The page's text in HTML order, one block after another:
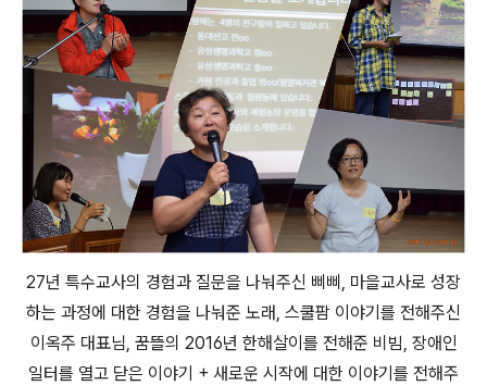
27년 특수교사의 경험과 질문을 나눠주신 삐삐, 마을교사로 성장
하는 과정에 대한 경험을 나눠준 노래, 스쿨팜 이야기를 전해주신
이옥주 대표님, 꿈뜰의 2016년 한해살이를 전해준 비빔, 장애인
일터를 열고 닫은 이야기 + 새로운 시작에 대한 이야기를 전해주